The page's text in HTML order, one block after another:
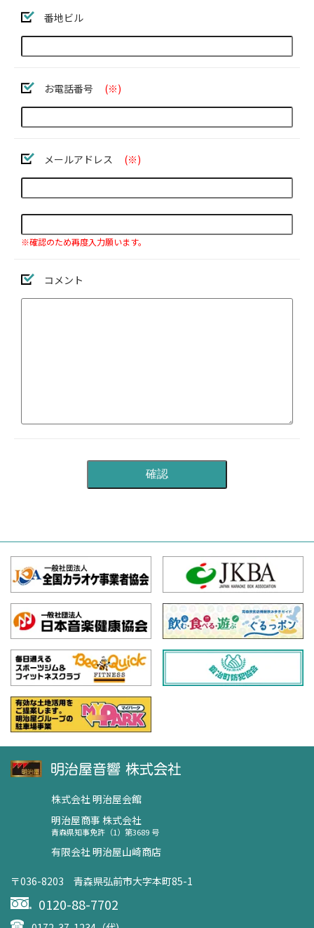
番地ビル
お電話番号 (※)
メールアドレス (※)
※確認のため再度入力願います。
コメント
株式会社 明治屋会館
明治屋商事 株式会社
青森県知事免許（1）第3689 号
有限会社 明治屋山崎商店
〒036-8203 青森県弘前市大字本町85-1
0120-88-7702